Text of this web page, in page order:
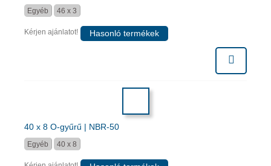
Egyéb 46 x 3
Kérjen ajánlatot! Hasonló termékek
40 x 8 O-gyűrű | NBR-50
Egyéb 40 x 8